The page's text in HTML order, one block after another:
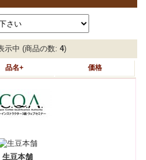
示中 (商品の数: 4)
品名+ 価格
生豆本舗